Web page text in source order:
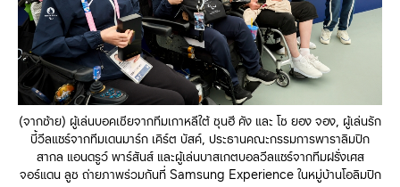
(จากซ้าย) ผู้เล่นบอคเซียจากทีมเกาหลีใต้ ซุนฮี คัง และ โซ ยอง จอง, ผู้เล่นรัก
บี้วีลแชร์จากทีมเดนมาร์ก เคิร์ต บัสค์, ประธานคณะกรรมการพาราลิมปิก
สากล แอนดรูว์ พาร์สันส์ และผู้เล่นบาสเกตบอลวีลแชร์จากทีมฝรั่งเศส
จอร์แดน ลูซ ถ่ายภาพร่วมกันที่ Samsung Experience ในหมู่บ้านโอลิมปิก